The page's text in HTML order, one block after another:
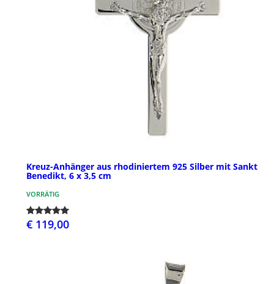
Kreuz-Anhänger aus rhodiniertem 925 Silber mit Sankt
Benedikt, 6 x 3,5 cm
VORRÄTIG
€ 119,00